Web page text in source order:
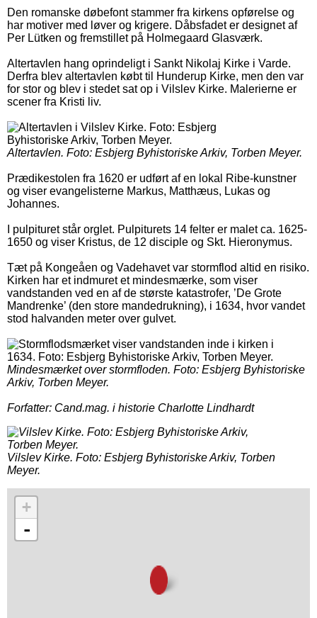
Den romanske døbefont stammer fra kirkens opførelse og
har motiver med løver og krigere. Dåbsfadet er designet af
Per Lütken og fremstillet på Holmegaard Glasværk.
Altertavlen hang oprindeligt i Sankt Nikolaj Kirke i Varde.
Derfra blev altertavlen købt til Hunderup Kirke, men den var
for stor og blev i stedet sat op i Vilslev Kirke. Malerierne er
scener fra Kristi liv.
Altertavlen. Foto: Esbjerg Byhistoriske Arkiv, Torben Meyer.
Prædikestolen fra 1620 er udført af en lokal Ribe-kunstner
og viser evangelisterne Markus, Matthæus, Lukas og
Johannes.
I pulpituret står orglet. Pulpiturets 14 felter er malet ca. 1625-
1650 og viser Kristus, de 12 disciple og Skt. Hieronymus.
Tæt på Kongeåen og Vadehavet var stormflod altid en risiko.
Kirken har et indmuret et mindesmærke, som viser
vandstanden ved en af de største katastrofer, ’De Grote
Mandrenke’ (den store mandedrukning), i 1634, hvor vandet
stod halvanden meter over gulvet.
Mindesmærket over stormfloden. Foto: Esbjerg Byhistoriske
Arkiv, Torben Meyer.
Forfatter: Cand.mag. i historie Charlotte Lindhardt
Vilslev Kirke. Foto: Esbjerg Byhistoriske Arkiv, Torben
Meyer.
+
-